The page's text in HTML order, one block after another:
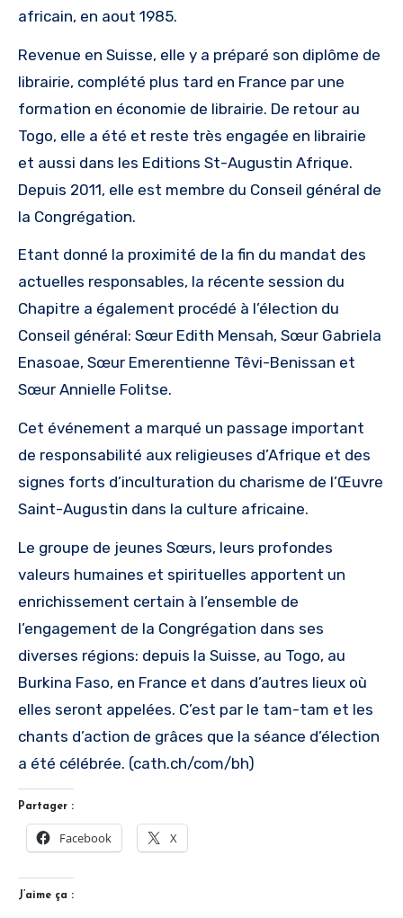
africain, en aout 1985.
Revenue en Suisse, elle y a préparé son diplôme de
librairie, complété plus tard en France par une
formation en économie de librairie. De retour au
Togo, elle a été et reste très engagée en librairie
et aussi dans les Editions St-Augustin Afrique.
Depuis 2011, elle est membre du Conseil général de
la Congrégation.
Etant donné la proximité de la fin du mandat des
actuelles responsables, la récente session du
Chapitre a également procédé à l’élection du
Conseil général: Sœur Edith Mensah, Sœur Gabriela
Enasoae, Sœur Emerentienne Têvi-Benissan et
Sœur Annielle Folitse.
Cet événement a marqué un passage important
de responsabilité aux religieuses d’Afrique et des
signes forts d’inculturation du charisme de l’Œuvre
Saint-Augustin dans la culture africaine.
Le groupe de jeunes Sœurs, leurs profondes
valeurs humaines et spirituelles apportent un
enrichissement certain à l’ensemble de
l’engagement de la Congrégation dans ses
diverses régions: depuis la Suisse, au Togo, au
Burkina Faso, en France et dans d’autres lieux où
elles seront appelées. C’est par le tam-tam et les
chants d’action de grâces que la séance d’élection
a été célébrée. (cath.ch/com/bh)
Partager :
Facebook X
J’aime ça :